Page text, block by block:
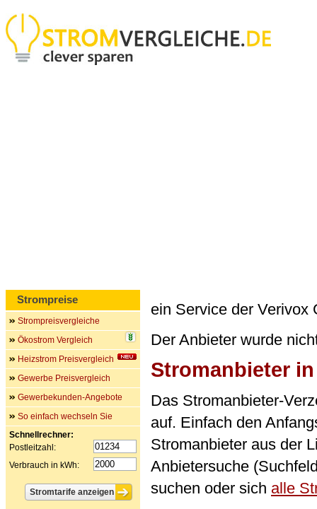
ein Service der Verivox
Der Anbieter wurde
Stromanbieter
Das Stromanbieter-
auf. Einfach den
Stromanbieter aus der
Anbietersuche
suchen oder sich alle
Strompreise
Strompreisvergleiche
Ökostrom Vergleich
Heizstrom Preisvergleich
Gewerbe Preisvergleich
Gewerbekunden-Angebote
So einfach wechseln Sie
Schnellrechner:
Postleitzahl:
Verbrauch in kWh: